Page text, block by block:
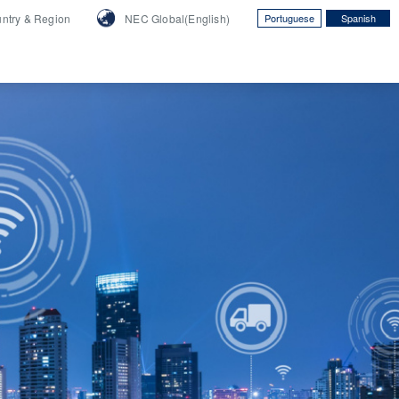
Portuguese Spanish
& Region NEC Global(English)